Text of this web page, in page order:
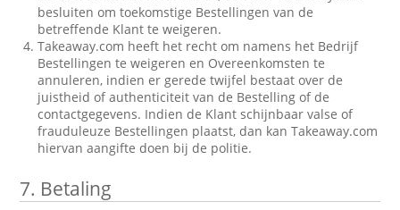
besluiten om toekomstige Bestellingen van de
betreffende Klant te weigeren.
Takeaway.com heeft het recht om namens het Bedrijf
Bestellingen te weigeren en Overeenkomsten te
annuleren, indien er gerede twijfel bestaat over de
juistheid of authenticiteit van de Bestelling of de
contactgegevens. Indien de Klant schijnbaar valse of
frauduleuze Bestellingen plaatst, dan kan Takeaway.com
hiervan aangifte doen bij de politie.
7. Betaling